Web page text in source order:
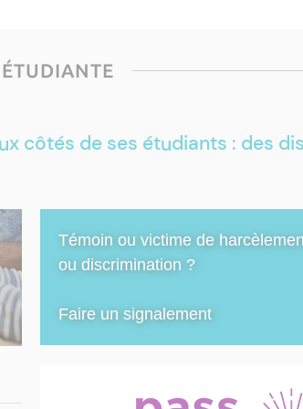
d'objets 3D » – 24 septembre
31 octobre 2026
2026
sur RIESCITA
côtés de ses étudiants : des
Témoin ou victime de
ou discrimination ?
Faire un signalement